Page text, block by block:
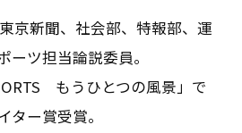
京新聞、社会部、特報部、運
ーツ担当論説委員。
もうひとつの風景」で
ター賞受賞。